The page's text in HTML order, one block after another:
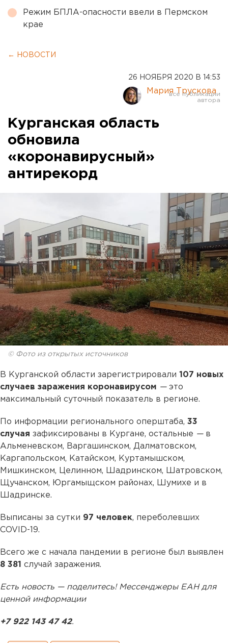
Режим БПЛА-опасности ввели в Пермском
крае
← НОВОСТИ
26 НОЯБРЯ 2020 В 14:53
Мария Трускова
Курганская область
обновила
«коронавирусный»
антирекорд
© Фото из открытых источников
В Курганской области зарегистрировали 107 новых
случаев заражения коронавирусом —это
максимальный суточный показатель в регионе.
По информации регионального оперштаба, 33
случая зафиксированы в Кургане, остальные —в
Альменевском, Варгашинском, Далматовском,
Каргапольском, Катайском, Куртамышском,
Мишкинском, Целинном, Шадринском, Шатровском,
Щучанском, Юргамыщском районах, Шумихе и в
Шадринске.
Выписаны за сутки 97 человек, переболевших
COVID-19.
Всего же с начала пандемии в регионе был выявлен
8 381 случай заражения.
Есть новость — поделитесь! Мессенджеры ЕАН для
ценной информации
+7 922 143 47 42.